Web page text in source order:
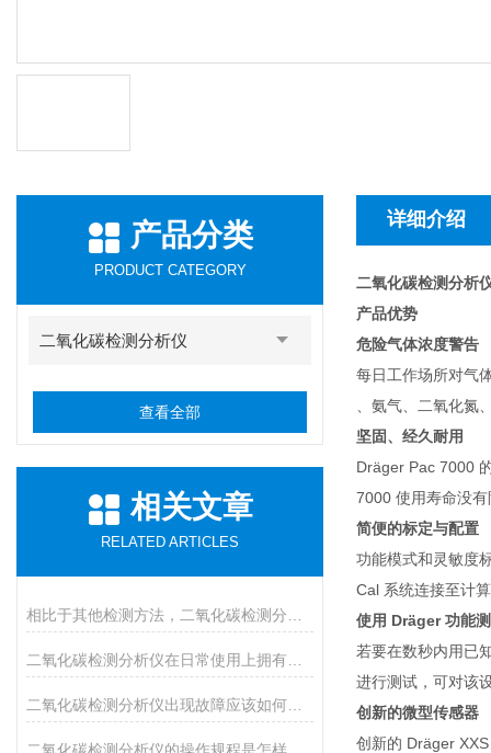
产品分类
PRODUCT CATEGORY
二氧化碳检测分析仪
查看全部
相关文章
RELATED ARTICLES
详细介绍
二氧化碳检测分析
产品优势
危险气体浓度警告
每日工作场所对气
、氨气、二氧化氮
坚固、经久耐用
Dräger Pac 7000
7000 使用寿命没
简便的标定与配置
功能模式和灵敏度
Cal 系统连接至计
使用 Dräger 功能
若要在数秒内用已
进行测试，可对该
创新的微型传感器
创新的 Dräger